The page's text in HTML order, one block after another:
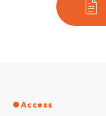
Access